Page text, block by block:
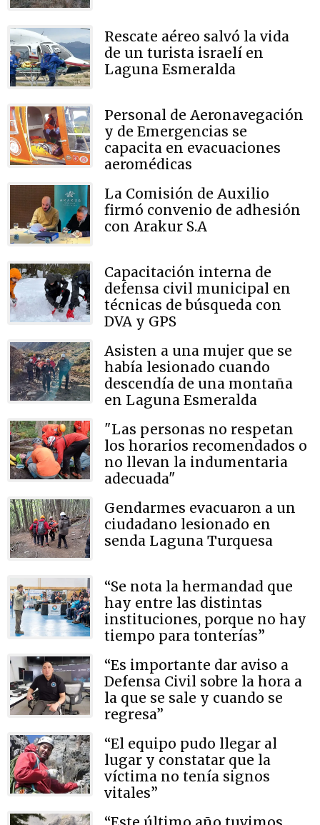
Rescate aéreo salvó la vida
de un turista israelí en
Laguna Esmeralda
Personal de Aeronavegación
y de Emergencias se
capacita en evacuaciones
aeromédicas
La Comisión de Auxilio
firmó convenio de adhesión
con Arakur S.A
Capacitación interna de
defensa civil municipal en
técnicas de búsqueda con
DVA y GPS
Asisten a una mujer que se
había lesionado cuando
descendía de una montaña
en Laguna Esmeralda
"Las personas no respetan
los horarios recomendados o
no llevan la indumentaria
adecuada"
Gendarmes evacuaron a un
ciudadano lesionado en
senda Laguna Turquesa
“Se nota la hermandad que
hay entre las distintas
instituciones, porque no hay
tiempo para tonterías”
“Es importante dar aviso a
Defensa Civil sobre la hora a
la que se sale y cuando se
regresa”
“El equipo pudo llegar al
lugar y constatar que la
víctima no tenía signos
vitales”